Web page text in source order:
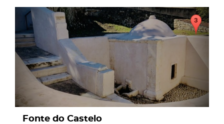
page
Fonte do Castelo